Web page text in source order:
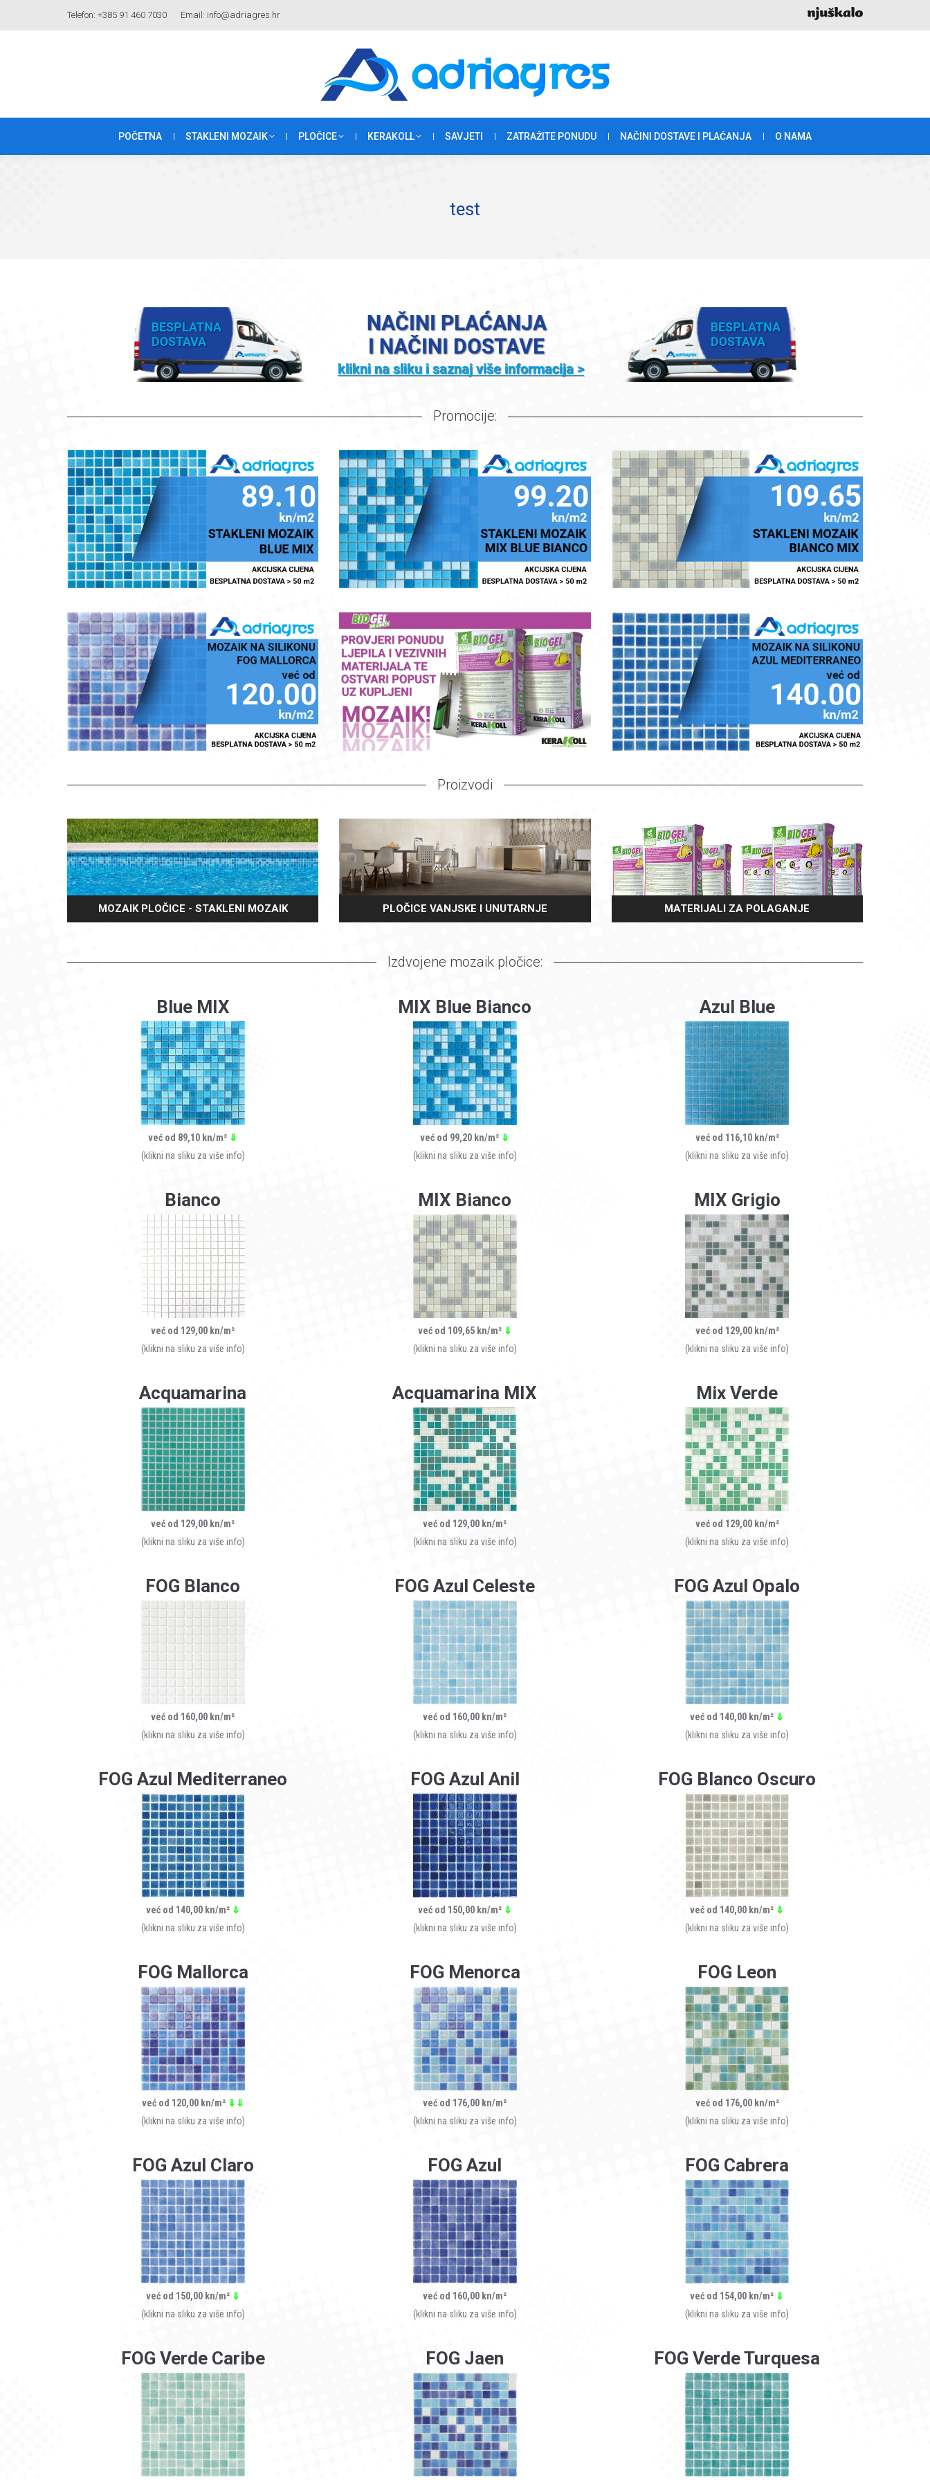
Telefon: +385 91 460 7030 Email: info@adriagres.hr
POČETNA STAKLENI MOZAIK PLOČICE KERAKOLL SAVJETI ZATRAŽITE PONUDU NAČINI DOSTAVE I PLAĆANJA O NAMA
test
Promocije:
Proizvodi
MOZAIK PLOČICE - STAKLENI MOZAIK PLOČICE VANJSKE I UNUTARNJE MATERIJALI ZA POLAGANJE
Izdvojene mozaik pločice:
Blue MIX
već od 89,10 kn/m² ⇓
(klikni na sliku za više info)
MIX Blue Bianco
već od 99,20 kn/m² ⇓
(klikni na sliku za više info)
Azul Blue
već od 116,10 kn/m²
(klikni na sliku za više info)
Bianco
već od 129,00 kn/m²
(klikni na sliku za više info)
MIX Bianco
već od 109,65 kn/m² ⇓
(klikni na sliku za više info)
MIX Grigio
već od 129,00 kn/m²
(klikni na sliku za više info)
Acquamarina
već od 129,00 kn/m²
(klikni na sliku za više info)
Acquamarina MIX
već od 129,00 kn/m²
(klikni na sliku za više info)
Mix Verde
već od 129,00 kn/m²
(klikni na sliku za više info)
FOG Blanco
već od 160,00 kn/m²
(klikni na sliku za više info)
FOG Azul Celeste
već od 160,00 kn/m²
(klikni na sliku za više info)
FOG Azul Opalo
već od 140,00 kn/m² ⇓
(klikni na sliku za više info)
FOG Azul Mediterraneo
već od 140,00 kn/m² ⇓
(klikni na sliku za više info)
FOG Azul Anil
već od 150,00 kn/m² ⇓
(klikni na sliku za više info)
FOG Blanco Oscuro
već od 140,00 kn/m² ⇓
(klikni na sliku za više info)
FOG Mallorca
već od 120,00 kn/m² ⇓⇓
(klikni na sliku za više info)
FOG Menorca
već od 176,00 kn/m²
(klikni na sliku za više info)
FOG Leon
već od 176,00 kn/m²
(klikni na sliku za više info)
FOG Azul Claro
već od 150,00 kn/m² ⇓
(klikni na sliku za više info)
FOG Azul
već od 160,00 kn/m²
(klikni na sliku za više info)
FOG Cabrera
već od 154,00 kn/m² ⇓
(klikni na sliku za više info)
FOG Verde Caribe FOG Jaen FOG Verde Turquesa